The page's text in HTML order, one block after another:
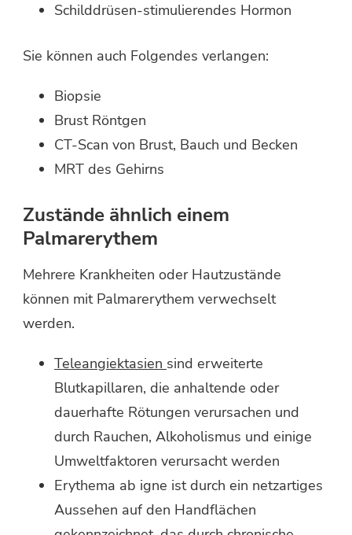
Schilddrüsen-stimulierendes Hormon
Sie können auch Folgendes verlangen:
Biopsie
Brust Röntgen
CT-Scan von Brust, Bauch und Becken
MRT des Gehirns
Zustände ähnlich einem
Palmarerythem
Mehrere Krankheiten oder Hautzustände
können mit Palmarerythem verwechselt
werden.
Teleangiektasien sind erweiterte
Blutkapillaren, die anhaltende oder
dauerhafte Rötungen verursachen und
durch Rauchen, Alkoholismus und einige
Umweltfaktoren verursacht werden
Erythema ab igne ist durch ein netzartiges
Aussehen auf den Handflächen